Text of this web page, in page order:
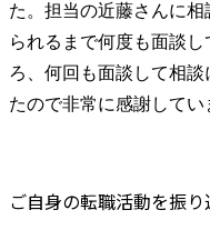
た。担当の近藤さんに
られるまで何度も面談
ろ、何回も面談して相
たので非常に感謝してい
ご自身の転職活動を振り